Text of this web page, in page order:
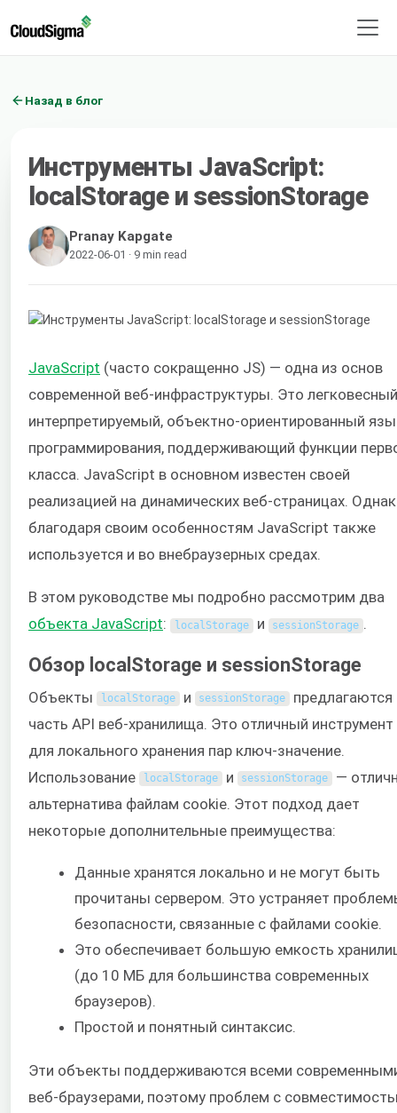
Назад в блог
Инструменты JavaScript:
localStorage и sessionStorage
Pranay Kapgate
2022-06-01 · 9 min read
JavaScript (часто сокращенно JS) — одна из основ
современной веб-инфраструктуры. Это
интерпретируемый, объектно-ориентированный
программирования, поддерживающий функции
класса. JavaScript в основном известен своей
реализацией на динамических веб-страницах.
благодаря своим особенностям JavaScript также
используется и во внебраузерных средах.
В этом руководстве мы подробно рассмотрим два
объекта JavaScript: localStorage и sessionStorage .
Обзор localStorage и sessionStorage
Объекты localStorage и sessionStorage
предлагаются
часть API веб-хранилища. Это отличный инструмент
для локального хранения пар ключ-значение.
Использование
localStorage и sessionStorage
—
альтернатива файлам cookie. Этот подход дает
некоторые дополнительные преимущества:
Данные хранятся локально и не могут быть
прочитаны сервером. Это устраняет
безопасности, связанные с файлами cookie.
Это обеспечивает большую емкость
(до 10 МБ для большинства современных
браузеров).
Простой и понятный синтаксис.
Эти объекты поддерживаются всеми
веб-браузерами, поэтому проблем с